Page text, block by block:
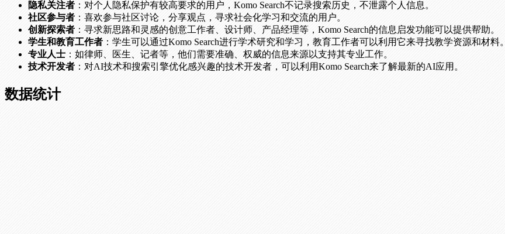
隐私关注者 ：对个人隐私保护有较高要求的用户，Komo Search不记录搜索历史，不泄露个人信息。
社区参与者 ：喜欢参与社区讨论，分享观点，寻求社会化学习和交流的用户。
创新探索者 ：寻求新思路和灵感的创意工作者、设计师、产品经理等，Komo Search的信息启发功能可以提供帮助。
学生和教育工作者 ：学生可以通过Komo Search进行学术研究和学习，教育工作者可以利用它来寻找教学资源和材料。
专业人士 ：如律师、医生、记者等，他们需要准确、权威的信息来源以支持其专业工作。
技术开发者 ：对AI技术和搜索引擎优化感兴趣的技术开发者，可以利用Komo Search来了解最新的AI应用。
数据统计